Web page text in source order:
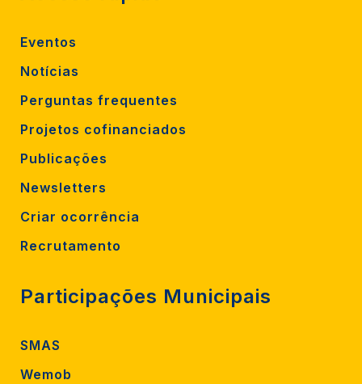
Eventos
Notícias
Perguntas frequentes
Projetos cofinanciados
Publicações
Newsletters
Criar ocorrência
Recrutamento
Participações Municipais
SMAS
Wemob